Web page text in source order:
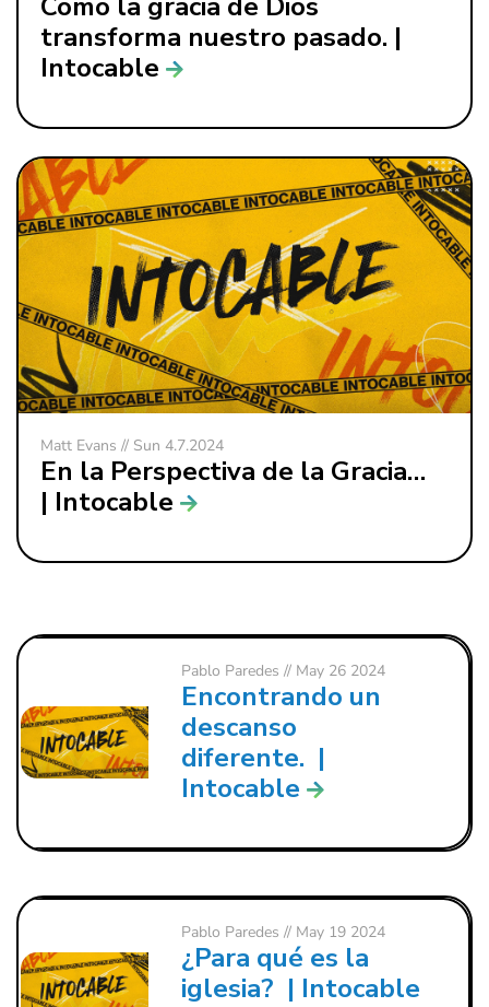
transforma nuestro pasado. |
Intocable
Matt Evans // Sun 4.7.2024
En la Perspectiva de la Gracia…
| Intocable
Pablo Paredes // May 26 2024
Encontrando un
descanso
diferente. |
Intocable
Pablo Paredes // May 19 2024
¿Para qué es la
iglesia? | Intocable